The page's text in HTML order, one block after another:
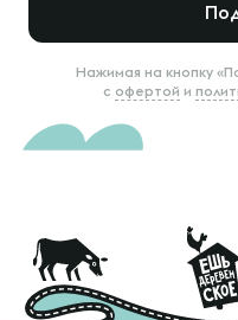
Нажимая на кнопку
с офертой и